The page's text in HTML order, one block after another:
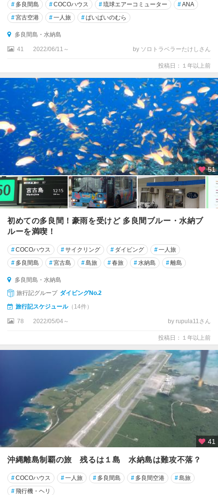
# 多良間島 #COCOハウス #琉球エアーコミューター #ANA
#宮古空港 #一人旅 #ぱいぱいのむら
多良間島・水納島
41 2022/06/11～ by ソロトラベラーたけしさん
投稿日：１年以上前
51
初めての多良間！豪雨を受けど 多良間ブルー・水納ブ
ルーを満喫！
#COCOハウス #サイクリング # ダイビング #一人旅
# 多良間島 #宮古島 #島旅 #春旅 #水納島 #離島
多良間島・水納島
旅行記グループ ダイビングNo.2
旅行記スケジュール（14件）
78 2022/05/04～ by rupula11さん
投稿日：１年以上前
41
沖縄離島制覇の旅 残るは１島 水納島は難攻不落？
#COCOハウス #一人旅 # 多良間島 # 多良間空港 #島旅
#飛行機・ヘリ